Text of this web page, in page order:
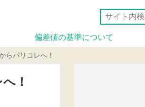
偏差値の基準について
らパリコレへ！
！